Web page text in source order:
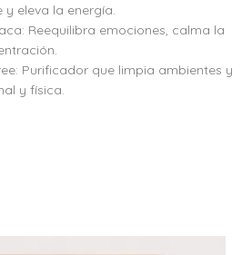
y eleva la energía.
Reequilibra emociones, calma la
Purificador que limpia ambientes y
y física.